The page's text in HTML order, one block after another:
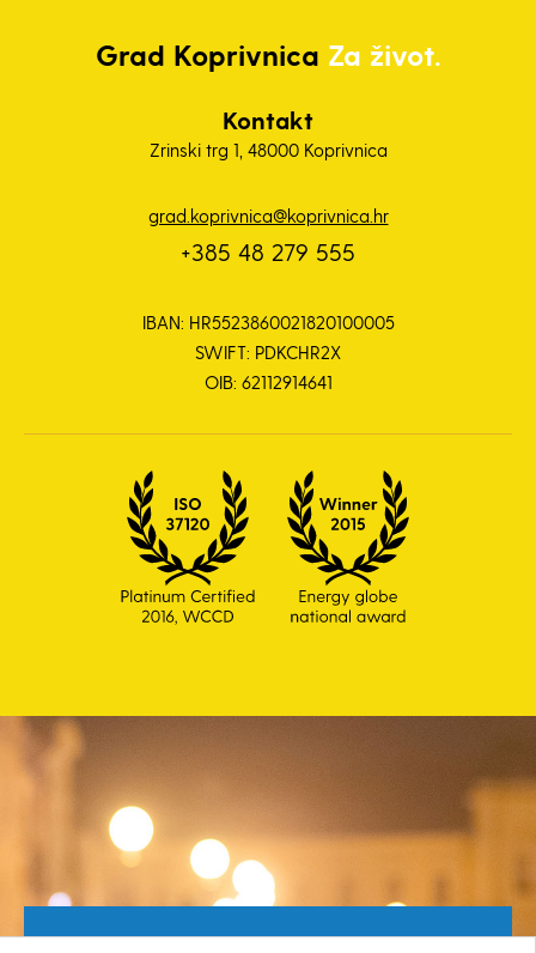
Grad Koprivnica Za život.
Kontakt
Zrinski trg 1, 48000 Koprivnica
grad.koprivnica@koprivnica.hr
+385 48 279 555
IBAN: HR5523860021820100005
SWIFT: PDKCHR2X
OIB: 62112914641